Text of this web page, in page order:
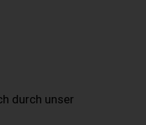
durch unser